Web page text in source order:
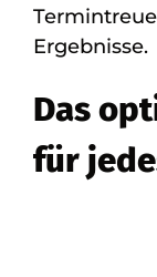
Ergebnisse.
Das
für